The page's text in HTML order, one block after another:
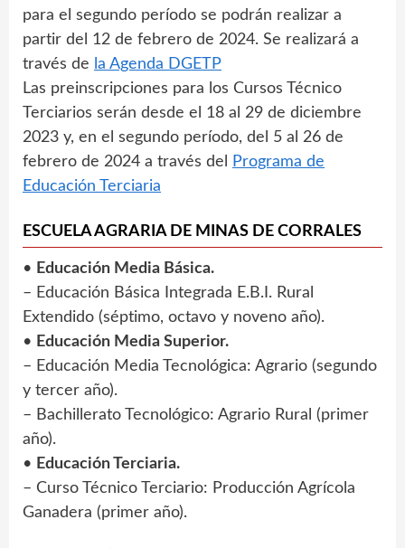
para el segundo período se podrán realizar a
partir del 12 de febrero de 2024. Se realizará a
través de la Agenda DGETP
Las preinscripciones para los Cursos Técnico
Terciarios serán desde el 18 al 29 de diciembre
2023 y, en el segundo período, del 5 al 26 de
febrero de 2024 a través del
Programa de
Educación Terciaria
ESCUELA AGRARIA DE MINAS DE CORRALES
• Educación Media Básica.
– Educación Básica Integrada E.B.I. Rural
Extendido (séptimo, octavo y noveno año).
• Educación Media Superior.
– Educación Media Tecnológica: Agrario (segundo
y tercer año).
– Bachillerato Tecnológico: Agrario Rural (primer
año).
• Educación Terciaria.
– Curso Técnico Terciario: Producción Agrícola
Ganadera (primer año).